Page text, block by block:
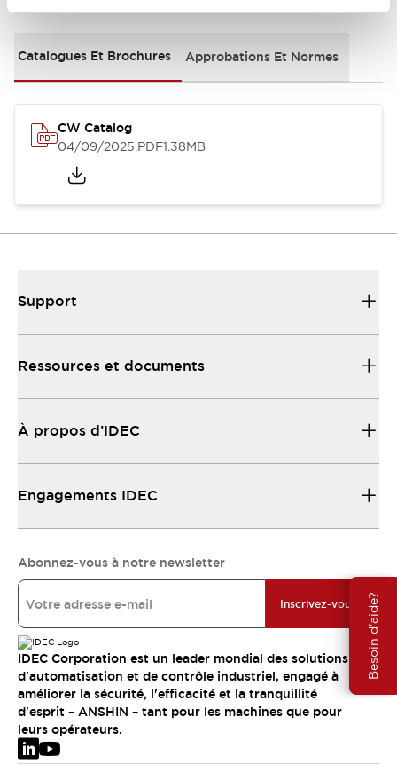
Besoin d'aide?
Catalogues Et Brochures Approbations Et Normes
CW Catalog
04/09/2025.PDF1.38MB
Support
Ressources et documents
À propos d’IDEC
Engagements IDEC
Abonnez-vous à notre newsletter
Inscrivez-vous
IDEC Corporation est un leader mondial des solutions
d'automatisation et de contrôle industriel, engagé à
améliorer la sécurité, l'efficacité et la tranquillité
d'esprit – ANSHIN – tant pour les machines que pour
leurs opérateurs.